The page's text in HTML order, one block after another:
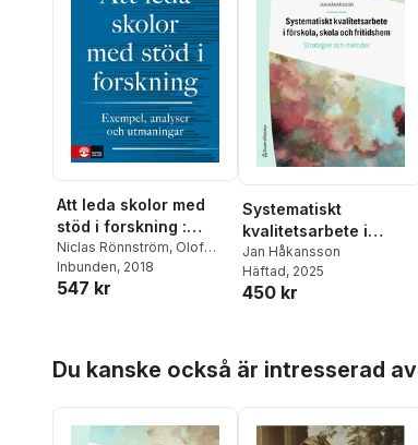
Att leda skolor med
stöd i forskning :
Exempel, analyser och
utmaningar
Niclas Rönnström, Olof
Johansson,Björn Ahlström
Elisabet Edqvist
Britt-Inger Keisu Kerstin
Löwstedt,Anita Nordzell,
Ylva Ståhle,Helene Ärlestig
Inbunden, 2018
547 kr
Systematiskt
kvalitetsarbete i
förskola, skola och
fritidshem : strategier
och metoder
Jan Håkansson
Häftad, 2025
450 kr
Du kanske också är intresserad av